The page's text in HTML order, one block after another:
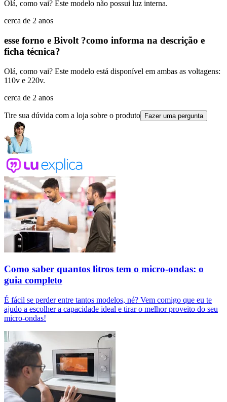
Olá, como vai? Este modelo não possui luz interna.
cerca de 2 anos
esse forno e Bivolt ?como informa na descrição e
ficha técnica?
Olá, como vai? Este modelo está disponível em ambas as voltagens:
110v e 220v.
cerca de 2 anos
Tire sua dúvida com a loja sobre o produto Fazer uma pergunta
Como saber quantos litros tem o micro-ondas: o
guia completo
É fácil se perder entre tantos modelos, né? Vem comigo que eu te
ajudo a escolher a capacidade ideal e tirar o melhor proveito do seu
micro-ondas!